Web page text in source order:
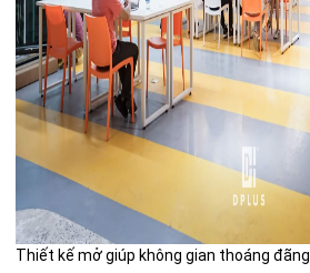
Thiết kế mở giúp không gian thoáng đãng